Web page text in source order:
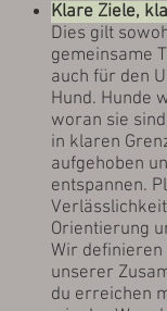
Klare Ziele,
Dies gilt
gemeinsame
auch für den
Hund. Hunde
woran sie
in klaren
aufgehoben
entspannen.
Orientierung
Wir definieren
unserer
du erreichen